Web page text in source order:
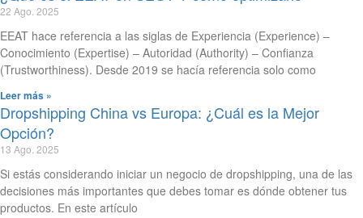
22 Ago. 2025
EEAT hace referencia a las siglas de Experiencia (Experience) –
Conocimiento (Expertise) – Autoridad (Authority) – Confianza
(Trustworthiness). Desde 2019 se hacía referencia solo como
Leer más »
Dropshipping China vs Europa: ¿Cuál es la Mejor
Opción?
13 Ago. 2025
Si estás considerando iniciar un negocio de dropshipping, una de las
decisiones más importantes que debes tomar es dónde obtener tus
productos. En este artículo